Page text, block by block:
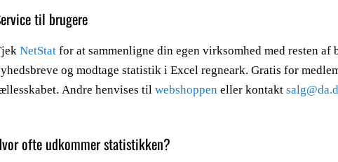
til brugere
NetStat for at sammenligne din egen virksomhed med resten af
og modtage statistik i Excel regneark. Gratis for
Andre henvises til webshoppen eller kontakt
ofte udkommer statistikken?